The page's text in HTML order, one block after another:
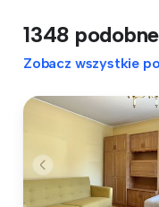
1348
Zobacz wszystkie